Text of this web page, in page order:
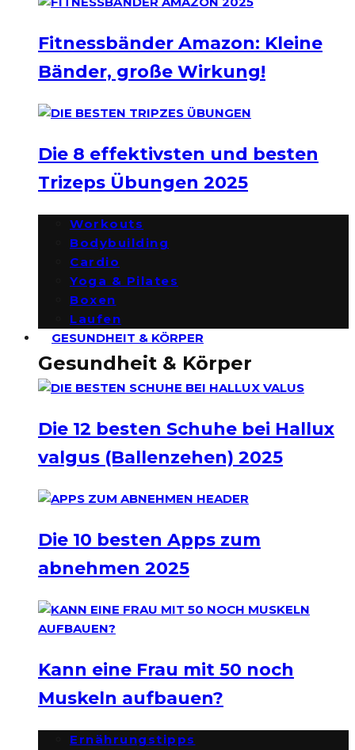
Fitnessbänder Amazon: Kleine
Bänder, große Wirkung!
Die 8 effektivsten und besten
Trizeps Übungen 2025
Workouts
Bodybuilding
Cardio
Yoga & Pilates
Boxen
Laufen
GESUNDHEIT & KÖRPER
Gesundheit & Körper
Die 12 besten Schuhe bei Hallux
valgus (Ballenzehen) 2025
Die 10 besten Apps zum
abnehmen 2025
Kann eine Frau mit 50 noch
Muskeln aufbauen?
Ernährungstipps